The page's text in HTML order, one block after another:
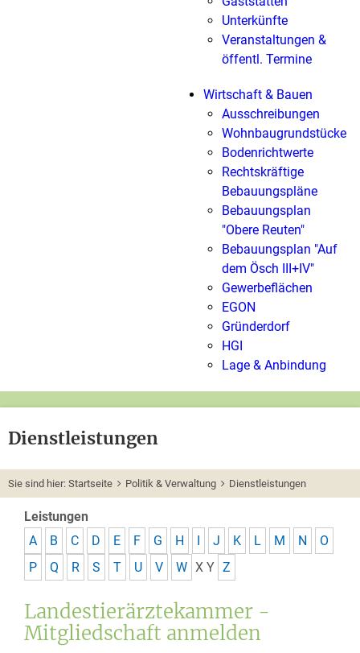
Unterkünfte
Veranstaltungen &
öffentl. Termine
Wirtschaft & Bauen
Ausschreibungen
Wohnbaugrundstücke
Bodenrichtwerte
Rechtskräftige
Bebauungspläne
Bebauungsplan
"Obere Reuten"
Bebauungsplan "Auf
dem Ösch III+IV"
Gewerbeflächen
EGON
Gründerdorf
HGI
Lage & Anbindung
Dienstleistungen
Sie sind hier: Startseite Politik & Verwaltung Dienstleistungen
Leistungen
A
B C D E F G H I J K L M N
O
P
Q R S T U V W X Y Z
Landestierärztekammer -
Mitgliedschaft anmelden